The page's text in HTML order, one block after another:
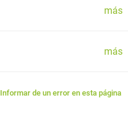
más
más
Informar de un error en esta página